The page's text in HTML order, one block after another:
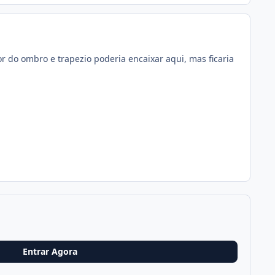
do ombro e trapezio poderia encaixar aqui, mas ficaria
Entrar Agora